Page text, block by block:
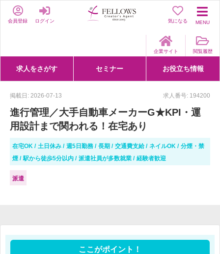
会員登録 ログイン 気になる MENU
企業サイト 閲覧履歴
求人をさがす
詳細条件からさがす
求人特集からさがす
セミナー
セミナーをさがす
クリエイティブNEXT
クリエイターズファーム
e-ラーニング
Fellows Creative Academy
企業研修
お役立ち情報
お役立ち情報一覧
聞くは一時、聞かぬは一生
クリエイターのお仕事図鑑
クリエイターの声
Q&A
企業様向けお役立ち情報
掲載日: 2026-07-13 求人番号: 194200
進行管理／大手自動車メーカーG★KPI・運
用設計まで関われる！在宅あり
在宅OK 土日休み 週5日勤務 長期 交通費支給 ネイルOK
分煙・禁
煙
駅から徒歩5分以内 派遣社員が多数就業 経験者歓迎
派遣
ここがポイント！